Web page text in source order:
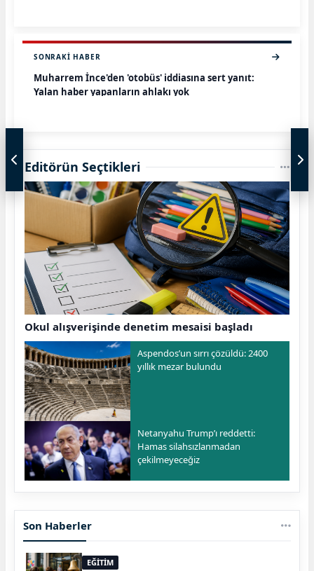
SONRAKI HABER
Muharrem İnce'den 'otobüs' iddiasına sert yanıt:
Yalan haber yapanların ahlakı yok
Editörün Seçtikleri
Okul alışverişinde denetim mesaisi başladı
Aspendos’un sırrı çözüldü: 2400
yıllık mezar bulundu
Netanyahu Trump’ı reddetti:
Hamas silahsızlanmadan
çekilmeyeceğiz
Son Haberler
EĞİTİM